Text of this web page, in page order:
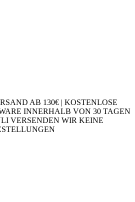
AB 130€ | KOSTENLOSE
INNERHALB VON 30 TAGEN
VERSENDEN WIR KEINE